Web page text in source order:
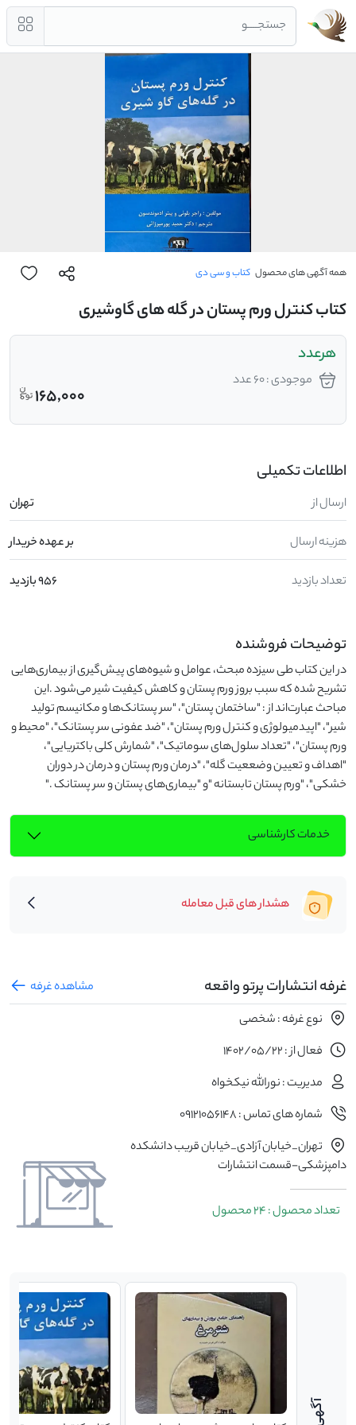
جستجــــو
همه آگهی های محصول کتاب و سی دی
کتاب کنترل ورم پستان در گله های گاوشیری
هرعدد
موجودی : 60 عدد
165,000
اطلاعات تکمیلی
ارسال از تهران
هزینه ارسال بر عهده خریدار
تعداد بازدید 956 بازدید
توضیحات فروشنده
خشکی"، "ورم پستان تابستانه "و "بیماری‌های پستان و سر پستانک ."
خدمات کارشناسی
هشدار های قبل معامله
غرفه انتشارات پرتو واقعه
مشاهده غرفه
نوع غرفه : شخصی
فعال از : 1402/05/22
مدیریت : نورالله نیکخواه
شماره های تماس : 09121056148
تهران_خیابان آزادی_خیابان قریب دانشکده
دامپزشکی-قسمت انتشارات
تعداد محصول : 24 محصول